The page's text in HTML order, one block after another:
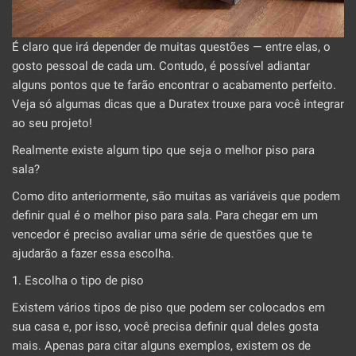
É claro que irá depender de muitas questões — entre elas, o
gosto pessoal de cada um. Contudo, é possível adiantar
alguns pontos que te farão encontrar o acabamento perfeito.
Veja só algumas dicas que a Duratex trouxe para você integrar
ao seu projeto!
Realmente existe algum tipo que seja o melhor piso para
sala?
Como dito anteriormente, são muitas as variáveis que podem
definir qual é o melhor piso para sala. Para chegar em um
vencedor é preciso avaliar uma série de questões que te
ajudarão a fazer essa escolha.
1. Escolha o tipo de piso
Existem vários tipos de piso que podem ser colocados em
sua casa e, por isso, você precisa definir qual deles gosta
mais. Apenas para citar alguns exemplos, existem os de